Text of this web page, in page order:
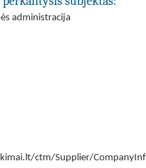
administracija
ctm/Supplier/